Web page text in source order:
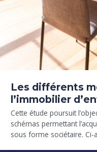
Les différents
l’immobilier
Cette étude poursuit
schémas permettant
sous forme sociétaire. Ci-